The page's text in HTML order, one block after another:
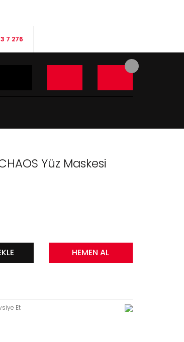
7 276
Yüz Maskesi
HEMEN AL
Et